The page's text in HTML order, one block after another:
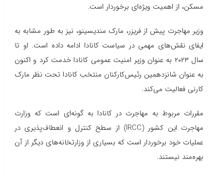
مسکن، از اهمیت ویژه‌ای برخوردار است.
وزیر مهاجرت پیش از فریزر، مارک مندیسینو، نیز به طور مشابه به
ایفای نقش‌های مهمی در سیاست کانادا ادامه داده است. او تا
سال ۲۰۲۳ به عنوان وزیر امنیت عمومی کانادا خدمت کرد و اکنون
به عنوان شانزدهمین رئیس‌کارکنان منتخب کانادا تحت نظر مارک
کارنی فعالیت می‌کند.
مقررات مربوط به مهاجرت در کانادا به گونه‌ای است که وزارت
مهاجرت این کشور (IRCC) از سطح کنترل و انعطاف‌پذیری در
عملیات خود برخوردار است که بسیاری از وزارتخانه‌های دیگر از آن
بهره‌مند نیستند.